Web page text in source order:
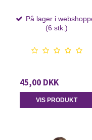
På lager i
(6 stk.)
45,00 DKK
VIS PRODUKT